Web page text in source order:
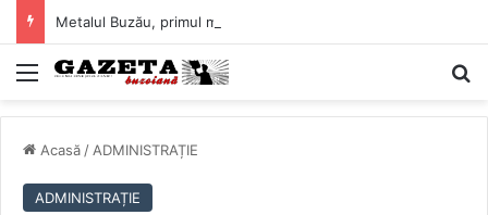
Mediu
Acasă / ADMINISTRAȚIE
ADMINISTRAȚIE